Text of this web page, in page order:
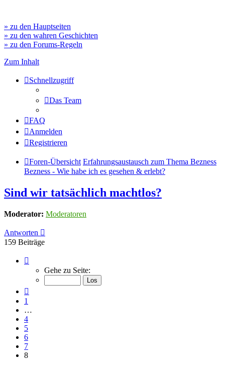
» zu den Hauptseiten
» zu den wahren Geschichten
» zu den Forums-Regeln
Zum Inhalt
Schnellzugriff
Das Team
FAQ
Anmelden
Registrieren
Foren-Übersicht Erfahrungsaustausch zum Thema Bezness
Bezness - Wie habe ich es gesehen & erlebt?
Sind wir tatsächlich machtlos?
Moderator: Moderatoren
Antworten
159 Beiträge
von
Gehe zu Seite:
1
…
4
5
6
7
8